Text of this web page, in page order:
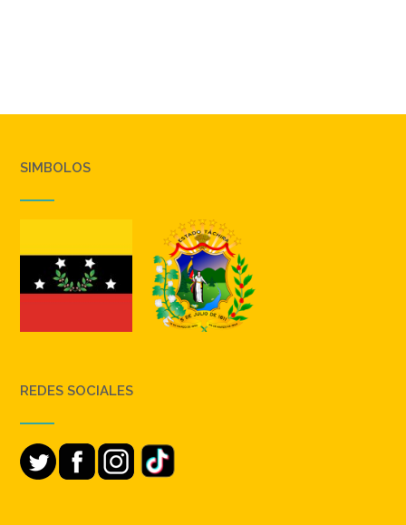
SIMBOLOS
REDES SOCIALES